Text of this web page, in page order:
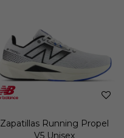
Zapatillas Running Propel
V5 Unisex